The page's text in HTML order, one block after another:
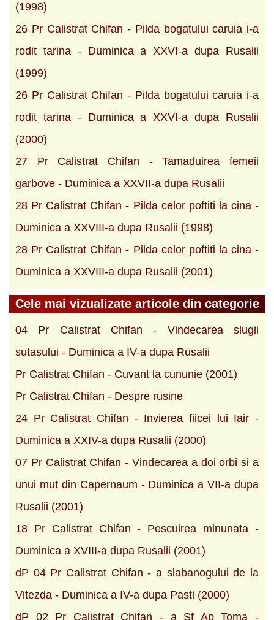
(1998)
26 Pr Calistrat Chifan - Pilda bogatului caruia i-a
rodit tarina - Duminica a XXVI-a dupa Rusalii
(1999)
26 Pr Calistrat Chifan - Pilda bogatului caruia i-a
rodit tarina - Duminica a XXVI-a dupa Rusalii
(2000)
27 Pr Calistrat Chifan - Tamaduirea femeii
garbove - Duminica a XXVII-a dupa Rusalii
28 Pr Calistrat Chifan - Pilda celor poftiti la cina -
Duminica a XXVIII-a dupa Rusalii (1998)
28 Pr Calistrat Chifan - Pilda celor poftiti la cina -
Duminica a XXVIII-a dupa Rusalii (2001)
Cele mai vizualizate articole din categorie
04 Pr Calistrat Chifan - Vindecarea slugii
sutasului - Duminica a IV-a dupa Rusalii
Pr Calistrat Chifan - Cuvant la cununie (2001)
Pr Calistrat Chifan - Despre rusine
24 Pr Calistrat Chifan - Invierea fiicei lui Iair -
Duminica a XXIV-a dupa Rusalii (2000)
07 Pr Calistrat Chifan - Vindecarea a doi orbi si a
unui mut din Capernaum - Duminica a VII-a dupa
Rusalii (2001)
18 Pr Calistrat Chifan - Pescuirea minunata -
Duminica a XVIII-a dupa Rusalii (2001)
dP 04 Pr Calistrat Chifan - a slabanogului de la
Vitezda - Duminica a IV-a dupa Pasti (2000)
dP 02 Pr Calistrat Chifan - a Sf Ap Toma -